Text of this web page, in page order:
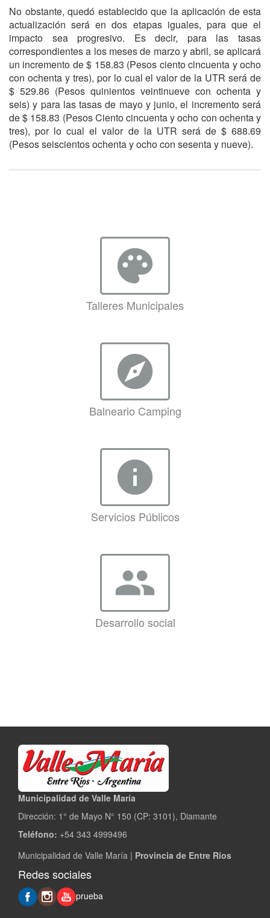
No obstante, quedó establecido que la aplicación de esta
actualización será en dos etapas iguales, para que el
impacto sea progresivo. Es decir, para las tasas
correspondientes a los meses de marzo y abril, se aplicará
un incremento de $ 158.83 (Pesos ciento cincuenta y ocho
con ochenta y tres), por lo cual el valor de la UTR será de
$ 529.86 (Pesos quinientos veintinueve con ochenta y
seis) y para las tasas de mayo y junio, el incremento será
de $ 158.83 (Pesos Ciento cincuenta y ocho con ochenta y
tres), por lo cual el valor de la UTR será de $ 688.69
(Pesos seiscientos ochenta y ocho con sesenta y nueve).
palette
Talleres Municipales
explore
Balneario Camping
info
Servicios Públicos
group
Desarrollo social
Municipalidad de Valle María
Dirección: 1° de Mayo N° 150 (CP: 3101), Diamante
Teléfono: +54 343 4999496
Municipalidad de Valle María | Provincia de Entre Ríos
Redes sociales
prueba